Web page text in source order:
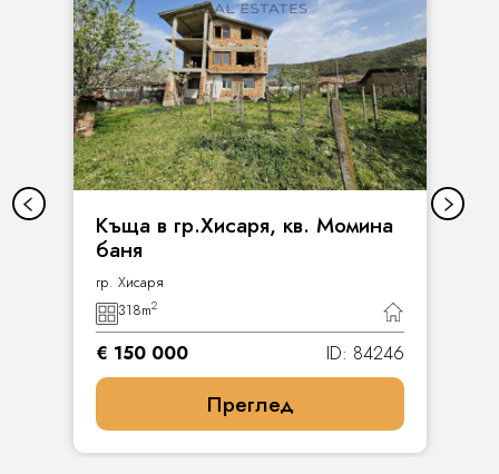
Къща в гр.Хисаря, кв. Момина
баня
гр. Хисаря
318m2
€ 150 000 ID: 84246
Преглед